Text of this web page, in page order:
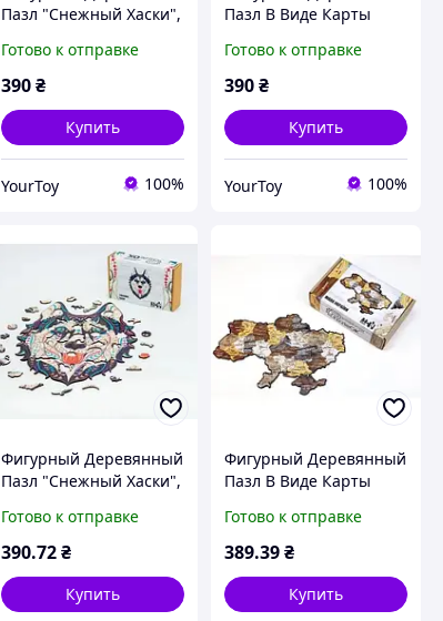
Пазл "Снежный Хаски",
Готово к отправке
390 ₴
Купить
YourToy 100%
Пазл В Виде Карты
Деталей | YourToy
Готово к отправке
390₴
Купить
YourToy 100%
Фигурный Деревянный
Пазл "Снежный Хаски",
Готово к отправке
390.72 ₴
Купить
Фигурный Деревянный
Пазл В Виде Карты
Деталей || PlayZone
Готово к отправке
389.39₴
Купить